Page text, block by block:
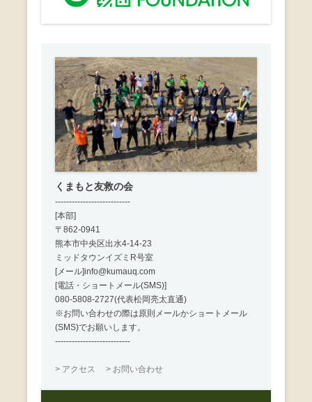
くまもと友救の会
---------------------------
[本部]
〒862-0941
熊本市中央区出水4-14-23
ミッドタウンイズミR号室
[メール]info@kumauq.com
[電話・ショートメール(SMS)]
080-5808-2727(代表松岡亮太直通)
※お問い合わせの際は原則メールかショートメール
(SMS)でお願いします。
---------------------------
> アクセス > お問い合わせ